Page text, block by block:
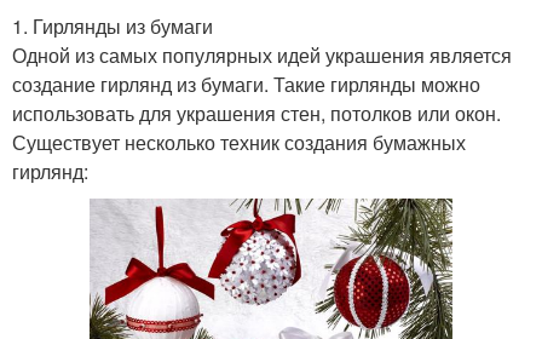
1. Гирлянды из бумаги
Одной из самых популярных идей украшения является
создание гирлянд из бумаги. Такие гирлянды можно
использовать для украшения стен, потолков или окон.
Существует несколько техник создания бумажных
гирлянд: